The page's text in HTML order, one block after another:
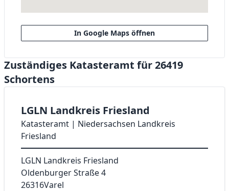
In Google Maps öffnen
Zuständiges Katasteramt für 26419
Schortens
LGLN Landkreis Friesland
Katasteramt | Niedersachsen Landkreis
Friesland
LGLN Landkreis Friesland
Oldenburger Straße 4
26316Varel